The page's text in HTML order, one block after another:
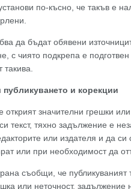
по-късно, че такъв е
да бъдат обявени
с чиято подкрепа е подготвен
такива.
публикуването и корекции
открият значителни грешки
текст, тяхно задължение е
или издателя и да си
или при необходимост да
съобщи, че публикуваният
или неточност, задължение